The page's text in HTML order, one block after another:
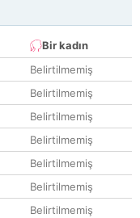
Bir kadın
Belirtilmemiş
Belirtilmemiş
Belirtilmemiş
Belirtilmemiş
Belirtilmemiş
Belirtilmemiş
Belirtilmemiş